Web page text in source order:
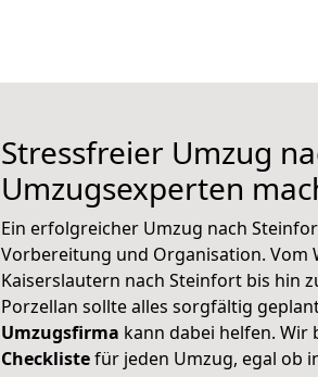
Stressfreier Umzug
Umzugsexperten
Ein erfolgreicher Umzug nach
Vorbereitung und Organisation. Vom
Kaiserslautern nach Steinfort bis hin
Porzellan sollte alles sorgfältig
Umzugsfirma kann dabei helfen. Wir
Checklistefür jeden Umzug, egal ob